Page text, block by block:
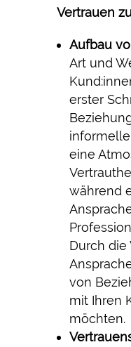
Vertrauen
Aufbau
Art und
erster
eine
während
Durch die
von
mit Ihren
möchten.